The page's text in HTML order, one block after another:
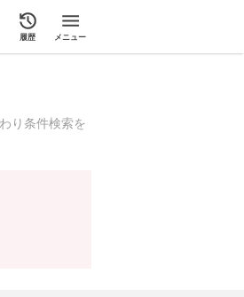
履歴 メニュー
り条件検索を